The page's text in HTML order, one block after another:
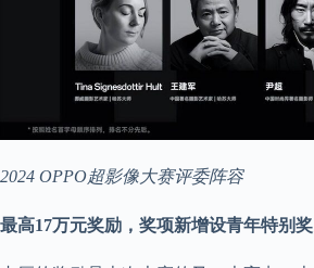
2024 OPPO超影像大赛评委阵容
最高17万元奖励，奖项新增设青年特别奖